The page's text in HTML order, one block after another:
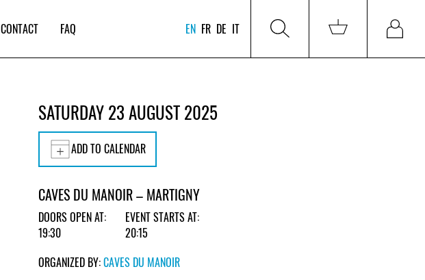
CONTACT FAQ EN FR DE IT
SATURDAY 23 AUGUST 2025
ADD TO CALENDAR
CAVES DU MANOIR – MARTIGNY
DOORS OPEN AT:
19:30
EVENT STARTS AT:
20:15
ORGANIZED BY:CAVES DU MANOIR